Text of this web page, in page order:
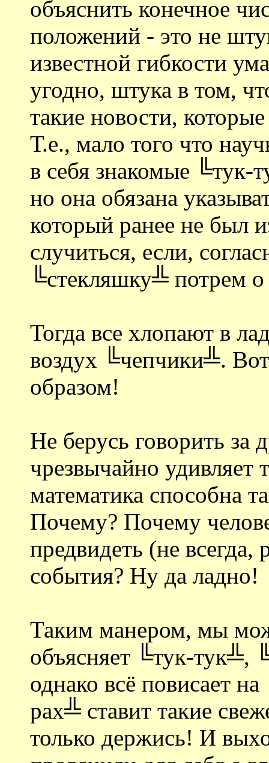
объяснить конечное
положений - это не
известной гибкости
угодно, штука в том,
такие новости,
Т.е., мало того что
в себя знакомые
но она обязана
который ранее не был
случиться, если,
╚стекляшку╩ потрем
Тогда все хлопают в
воздух ╚чепчики╩.
образом!
Не берусь говорить за
чрезвычайно удивляет
математика способна
Почему? Почему
предвидеть (не всегда,
события? Ну да ладно!
Таким манером, мы
объясняет ╚тук-
однако всё повисает
рах╩ ставит такие
только держись! И